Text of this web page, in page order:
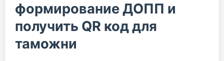
формирование ДОПП и
получить QR код для
таможни